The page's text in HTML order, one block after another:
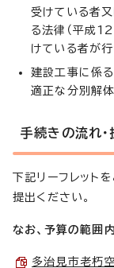
受けている者
る法律（平成
けている者が
建設工事に係
適正な分別解
手続きの流れ
下記リーフレット
提出ください。
なお、予算の範囲
多治見市老朽